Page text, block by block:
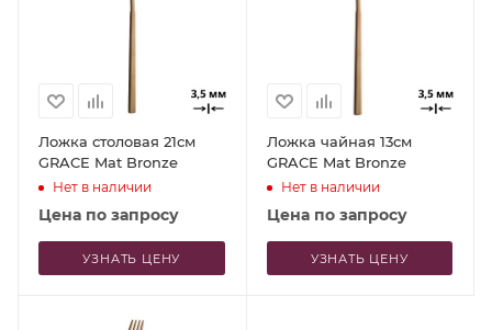
Ложка столовая 21см
GRACE Mat Bronze
Нет в наличии
Цена по запросу
УЗНАТЬ ЦЕНУ
Ложка чайная 13см
GRACE Mat Bronze
Нет в наличии
Цена по запросу
УЗНАТЬ ЦЕНУ